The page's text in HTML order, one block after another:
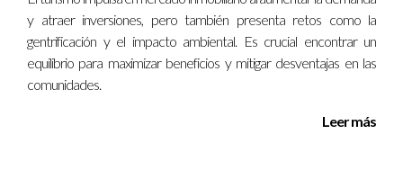
Casos Prácticos
Negocio local que triunfa en varias plataformas
Esta cafetería ha decidido establecer su presencia no solo en
y atraer inversiones, pero también presenta retos como la
gentrificación y el impacto ambiental. Es crucial encontrar un
equilibrio para maximizar beneficios y mitigar desventajas en las
comunidades.
Leer más